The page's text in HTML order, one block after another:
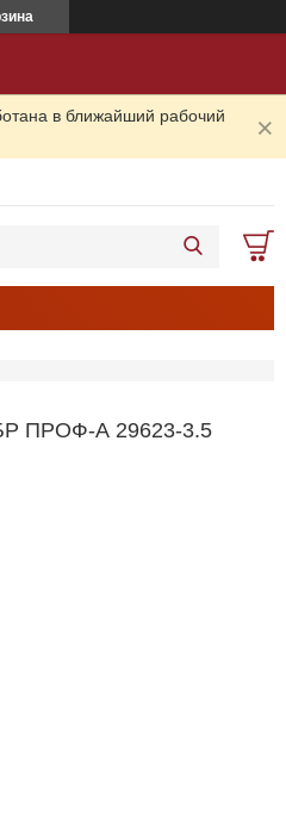
в ближайший рабочий
ПРОФ-А 29623-3.5